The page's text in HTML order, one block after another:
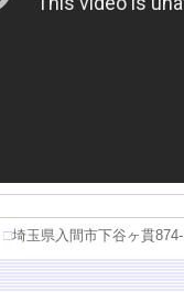
□埼玉県入間市下谷ヶ貫